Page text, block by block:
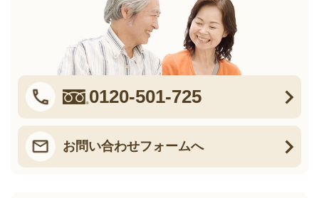
0120-501-725
お問い合わせフォームへ